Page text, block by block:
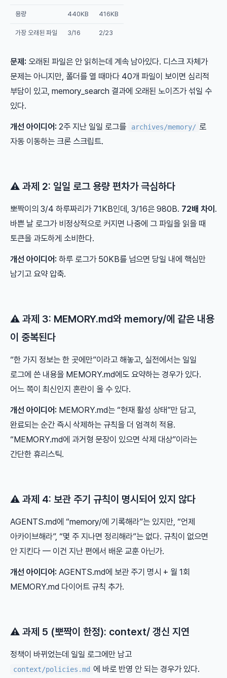
용량 440KB 416KB
가장 오래된 파일 3/16 2/23
문제: 오래된 파일은 안 읽히는데 계속 남아있다. 디스크 자체가
문제는 아니지만, 폴더를 열 때마다 40개 파일이 보이면 심리적
부담이 있고, memory_search 결과에 오래된 노이즈가 섞일 수
있다.
개선 아이디어: 2주 지난 일일 로그를 archives/memory/ 로
자동 이동하는 크론 스크립트.
⚠️ 과제 2: 일일 로그 용량 편차가 극심하다
뽀짝이의 3/4 하루짜리가 71KB인데, 3/16은 980B. 72배 차이 .
바쁜 날 로그가 비정상적으로 커지면 나중에 그 파일을 읽을 때
토큰을 과도하게 소비한다.
개선 아이디어: 하루 로그가 50KB를 넘으면 당일 내에 핵심만
남기고 요약 압축.
⚠️ 과제 3: MEMORY.md와 memory/에 같은 내용
이 중복된다
“한 가지 정보는 한 곳에만”이라고 해놓고, 실전에서는 일일
로그에 쓴 내용을 MEMORY.md에도 요약하는 경우가 있다.
어느 쪽이 최신인지 혼란이 올 수 있다.
개선 아이디어: MEMORY.md는 “현재 활성 상태”만 담고,
완료되는 순간 즉시 삭제하는 규칙을 더 엄격히 적용.
“MEMORY.md에 과거형 문장이 있으면 삭제 대상”이라는
간단한 휴리스틱.
⚠️ 과제 4: 보관 주기 규칙이 명시되어 있지 않다
AGENTS.md에 “memory/에 기록해라”는 있지만, “언제
아카이브해라”, “몇 주 지나면 정리해라”는 없다. 규칙이 없으면
안 지킨다 — 이건 지난 편에서 배운 교훈 아닌가.
개선 아이디어: AGENTS.md에 보관 주기 명시 + 월 1회
MEMORY.md 다이어트 규칙 추가.
⚠️ 과제 5 (뽀짝이 한정): context/ 갱신 지연
정책이 바뀌었는데 일일 로그에만 남고
context/policies.md 에 바로 반영 안 되는 경우가 있다.